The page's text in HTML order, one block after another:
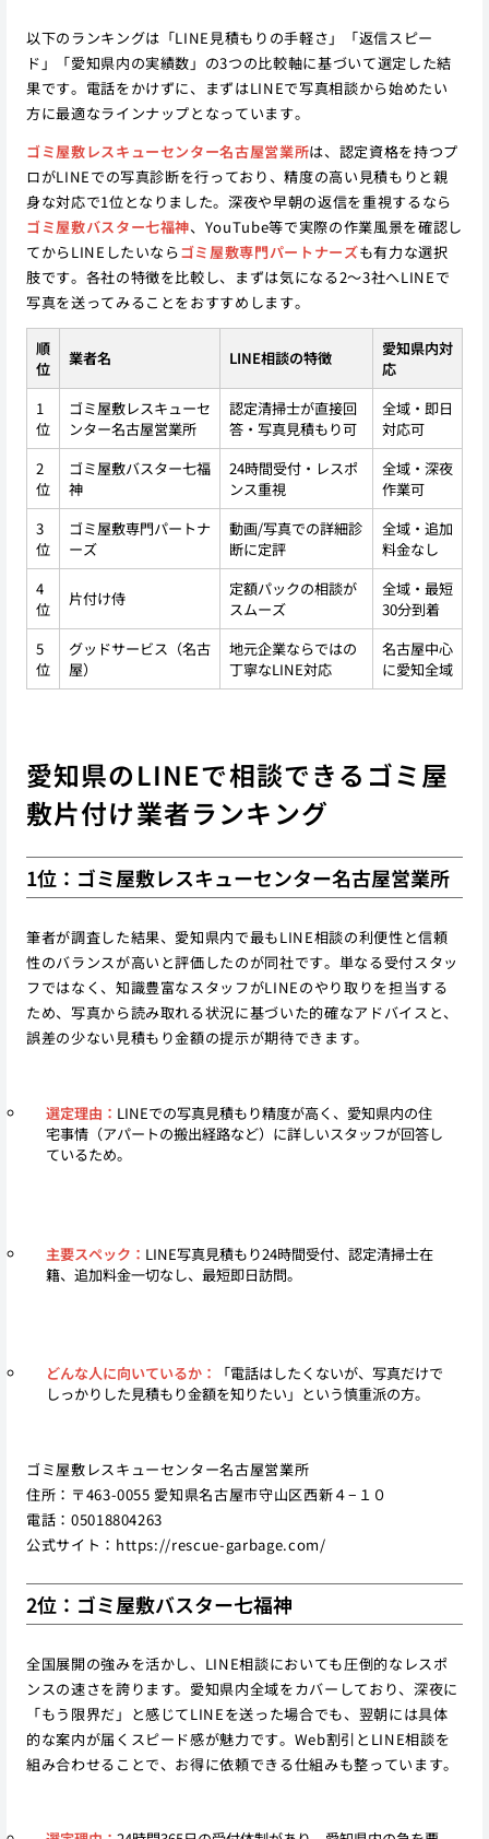
以下のランキングは「LINE見積もりの手軽さ」「返信スピー
ド」「愛知県内の実績数」の3つの比較軸に基づいて選定した結
果です。電話をかけずに、まずはLINEで写真相談から始めたい
方に最適なラインナップとなっています。
ゴミ屋敷レスキューセンター名古屋営業所は、認定資格を持つプ
ロがLINEでの写真診断を行っており、精度の高い見積もりと親
身な対応で1位となりました。深夜や早朝の返信を重視するなら
ゴミ屋敷バスター七福神、YouTube等で実際の作業風景を確認し
てからLINEしたいならゴミ屋敷専門パートナーズも有力な選択
肢です。各社の特徴を比較し、まずは気になる2〜3社へLINEで
写真を送ってみることをおすすめします。
順
位
業者名 LINE相談の特徴
愛知県内対
応
1
位
ゴミ屋敷レスキューセ
ンター名古屋営業所
認定清掃士が直接回
答・写真見積もり可
全域・即日
対応可
2
位
ゴミ屋敷バスター七福
神
24時間受付・レスポ
ンス重視
全域・深夜
作業可
3
位
ゴミ屋敷専門パートナ
ーズ
動画/写真での詳細診
断に定評
全域・追加
料金なし
4
位
片付け侍
定額パックの相談が
スムーズ
全域・最短
30分到着
5
位
グッドサービス（名古
屋）
地元企業ならではの
丁寧なLINE対応
名古屋中心
に愛知全域
愛知県のLINEで相談できるゴミ屋
敷片付け業者ランキング
1位：ゴミ屋敷レスキューセンター名古屋営業所
筆者が調査した結果、愛知県内で最もLINE相談の利便性と信頼
性のバランスが高いと評価したのが同社です。単なる受付スタッ
フではなく、知識豊富なスタッフがLINEのやり取りを担当する
ため、写真から読み取れる状況に基づいた的確なアドバイスと、
誤差の少ない見積もり金額の提示が期待できます。
選定理由： LINEでの写真見積もり精度が高く、愛知県内の住
宅事情（アパートの搬出経路など）に詳しいスタッフが回答し
ているため。
主要スペック： LINE写真見積もり24時間受付、認定清掃士在
籍、追加料金一切なし、最短即日訪問。
どんな人に向いているか：
「電話はしたくないが、写真だけで
しっかりした見積もり金額を知りたい」という慎重派の方。
ゴミ屋敷レスキューセンター名古屋営業所
住所：〒463-0055 愛知県名古屋市守山区西新４−１０
電話：05018804263
公式サイト： https://rescue-garbage.com/
2位：ゴミ屋敷バスター七福神
全国展開の強みを活かし、LINE相談においても圧倒的なレスポ
ンスの速さを誇ります。愛知県内全域をカバーしており、深夜に
「もう限界だ」と感じてLINEを送った場合でも、翌朝には具体
的な案内が届くスピード感が魅力です。Web割引とLINE相談を
組み合わせることで、お得に依頼できる仕組みも整っています。